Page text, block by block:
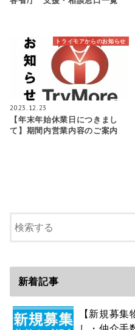
トライモアからのお知らせ
2023.12.23
【年末年始休業日につきまし
て】期間内営業内容のご案内
新着記事
【新規募